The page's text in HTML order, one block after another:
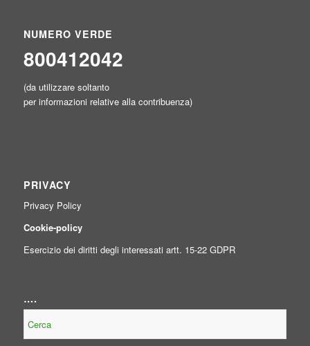
NUMERO VERDE
800412042
(da utilizzare soltanto
per informazioni relative alla contribuenza)
PRIVACY
Privacy Policy
Cookie-policy
Esercizio dei diritti degli interessati artt. 15-22 GDPR
….